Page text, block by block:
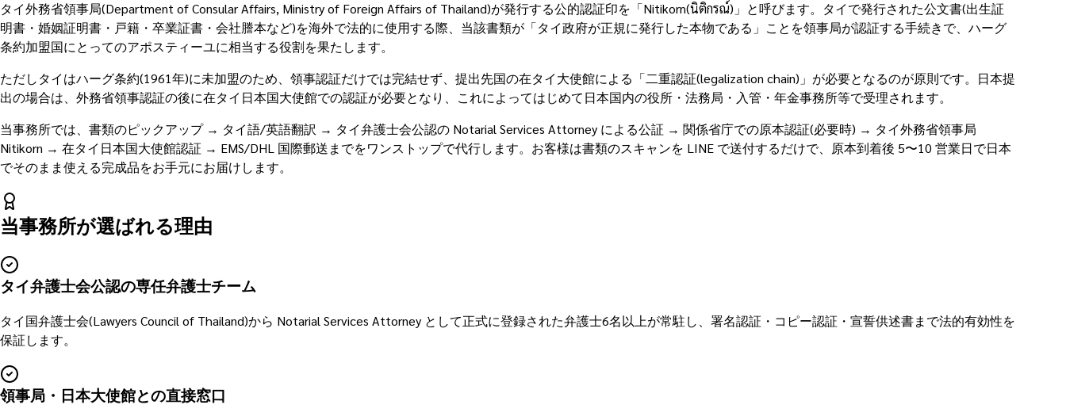
タイ外務省領事局(Department of Consular Affairs, Ministry of Foreign Affairs of Thailand)が発行する公的認証印を「Nitikorn(นิติกรณ์)」と呼びます。タイで発行された公文書(出生証
明書・婚姻証明書・戸籍・卒業証書・会社謄本など)を海外で法的に使用する際、当該書類が「タイ政府が正規に発行した本物である」ことを領事局が認証する手続きで、ハーグ
条約加盟国にとってのアポスティーユに相当する役割を果たします。
ただしタイはハーグ条約(1961年)に未加盟のため、領事認証だけでは完結せず、提出先国の在タイ大使館による「二重認証(legalization chain)」が必要となるのが原則です。日本提
出の場合は、外務省領事認証の後に在タイ日本国大使館での認証が必要となり、これによってはじめて日本国内の役所・法務局・入管・年金事務所等で受理されます。
当事務所では、書類のピックアップ → タイ語/英語翻訳 → タイ弁護士会公認の Notarial Services Attorney による公証 → 関係省庁での原本認証(必要時) → タイ外務省領事局
Nitikorn → 在タイ日本国大使館認証 → EMS/DHL 国際郵送までをワンストップで代行します。お客様は書類のスキャンを LINE で送付するだけで、原本到着後 5〜10 営業日で日本
でそのまま使える完成品をお手元にお届けします。
当事務所が選ばれる理由
タイ弁護士会公認の専任弁護士チーム
タイ国弁護士会(Lawyers Council of Thailand)から Notarial Services Attorney として正式に登録された弁護士6名以上が常駐し、署名認証・コピー認証・宣誓供述書まで法的有効性を
保証します。
領事局・日本大使館との直接窓口